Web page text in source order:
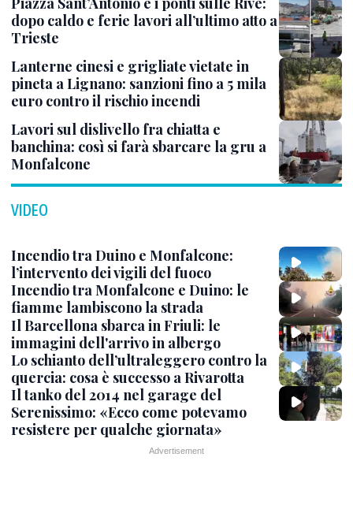
dopo caldo e ferie lavori all’ultimo atto a
Trieste
Lanterne cinesi e grigliate vietate in
pineta a Lignano: sanzioni fino a 5 mila
euro contro il rischio incendi
Lavori sul dislivello fra chiatta e
banchina: così si farà sbarcare la gru a
Monfalcone
VIDEO
Incendio tra Duino e Monfalcone:
l’intervento dei vigili del fuoco
Incendio tra Monfalcone e Duino: le
fiamme lambiscono la strada
Il Barcellona sbarca in Friuli: le
immagini dell'arrivo in albergo
Lo schianto dell’ultraleggero contro la
quercia: cosa è successo a Rivarotta
Il tanko del 2014 nel garage del
Serenissimo: «Ecco come potevamo
resistere per qualche giornata»